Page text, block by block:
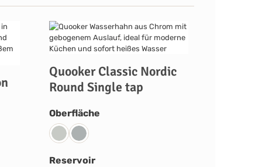
Quooker Classic Nordic
Round Single tap
Oberflächeauswählen
Voll-Edelstahl
verchromt glänzend
Reservoirauswählen